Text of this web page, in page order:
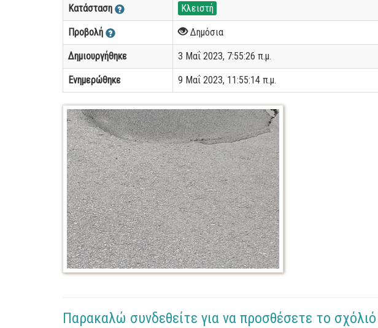
Κατάσταση Κλειστή
Προβολή Δημόσια
Δημιουργήθηκε 3 Μαΐ 2023, 7:55:26 π.μ.
Ενημερώθηκε 9 Μαΐ 2023, 11:55:14 π.μ.
Παρακαλώ συνδεθείτε για να προσθέσετε το